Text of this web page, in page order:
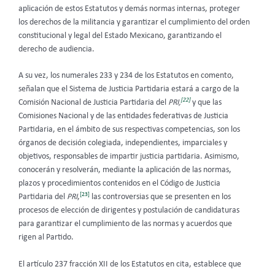
aplicación de estos Estatutos y demás normas internas, proteger
los derechos de la militancia y garantizar el cumplimiento del orden
constitucional y legal del Estado Mexicano, garantizando el
derecho de audiencia.
A su vez, los numerales 233 y 234 de los Estatutos en comento,
señalan que el Sistema de Justicia Partidaria estará a cargo de la
Comisión Nacional de Justicia Partidaria del PRI,[22] y que las
Comisiones Nacional y de las entidades federativas de Justicia
Partidaria, en el ámbito de sus respectivas competencias, son los
órganos de decisión colegiada, independientes, imparciales y
objetivos, responsables de impartir justicia partidaria. Asimismo,
conocerán y resolverán, mediante la aplicación de las normas,
plazos y procedimientos contenidos en el Código de Justicia
Partidaria del PRI,[23]
las controversias que se presenten en los
procesos de elección de dirigentes y postulación de candidaturas
para garantizar el cumplimiento de las normas y acuerdos que
rigen al Partido.
El artículo 237 fracción XII de los Estatutos en cita, establece que